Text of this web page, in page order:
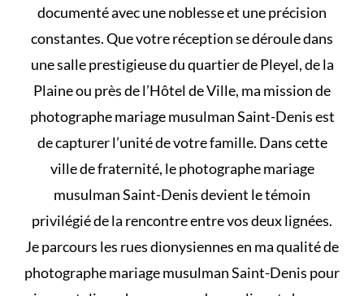
documenté avec une noblesse et une précision
constantes. Que votre réception se déroule dans
une salle prestigieuse du quartier de Pleyel, de la
Plaine ou près de l’Hôtel de Ville, ma mission de
photographe mariage musulman Saint-Denis est
de capturer l’unité de votre famille. Dans cette
ville de fraternité, le photographe mariage
musulman Saint-Denis devient le témoin
privilégié de la rencontre entre vos deux lignées.
Je parcours les rues dionysiennes en ma qualité de
photographe mariage musulman Saint-Denis pour